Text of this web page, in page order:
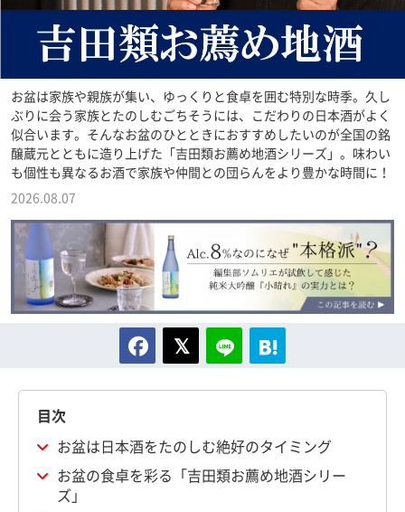
お盆は家族や親族が集い、ゆっくりと食卓を囲む特別な時季。久し
ぶりに会う家族とたのしむごちそうには、こだわりの日本酒がよく
似合います。そんなお盆のひとときにおすすめしたいのが全国の銘
醸蔵元とともに造り上げた「吉田類お薦め地酒シリーズ」。味わい
も個性も異なるお酒で家族や仲間との団らんをより豊かな時間に！
2026.08.07
目次
お盆は日本酒をたのしむ絶好のタイミング
お盆の食卓を彩る「吉田類お薦め地酒シリー
ズ」